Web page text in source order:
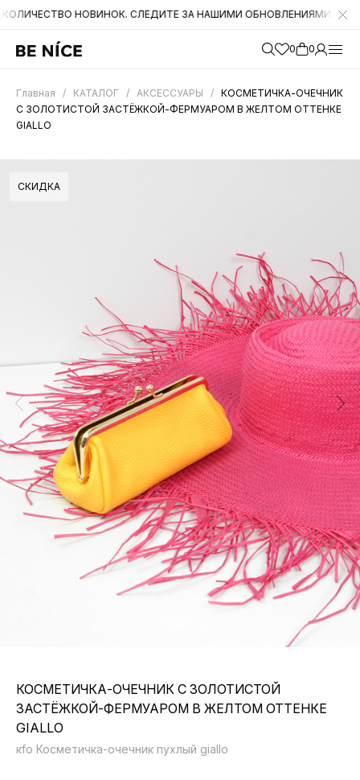
НОВИНОК. СЛЕДИТЕ ЗА НАШИМИ ОБНОВЛЕНИЯМИ НА САЙТЕ.
0 0
Главная / КАТАЛОГ / АКСЕССУАРЫ / КОСМЕТИЧКА-ОЧЕЧНИК
С ЗОЛОТИСТОЙ ЗАСТЁЖКОЙ-ФЕРМУАРОМ В ЖЕЛТОМ ОТТЕНКЕ
GIALLO
СКИДКА
КОСМЕТИЧКА-ОЧЕЧНИК С ЗОЛОТИСТОЙ
ЗАСТЁЖКОЙ-ФЕРМУАРОМ В ЖЕЛТОМ ОТТЕНКЕ
GIALLO
кfo Косметичка-очечник пухлый giallo